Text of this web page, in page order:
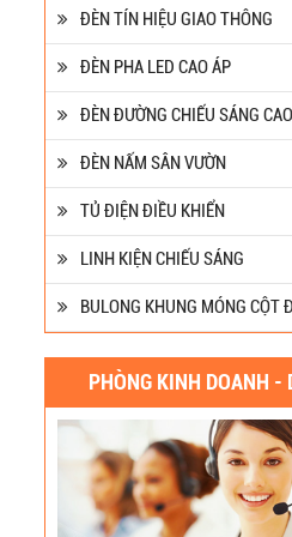
ĐÈN TÍN HIỆU GIAO THÔNG
ĐÈN PHA LED CAO ÁP
ĐÈN ĐƯỜNG CHIẾU SÁNG
ĐÈN NẤM SÂN VƯỜN
TỦ ĐIỆN ĐIỀU KHIỂN
LINH KIỆN CHIẾU SÁNG
BULONG KHUNG MÓNG CỘT
PHÒNG KINH DOANH -